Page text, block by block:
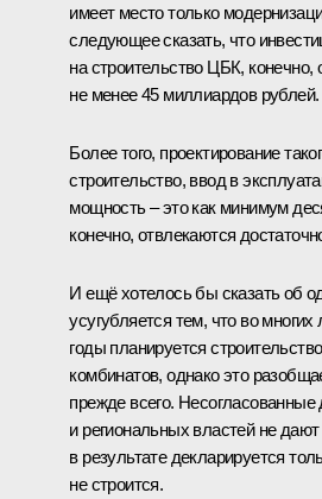
имеет место только
следующее сказать, что
на строительство ЦБК, конечно,
не менее 45 миллиардов рублей.
Более того, проектирование
строительство, ввод в
мощность – это как минимум
конечно, отвлекаются
И ещё хотелось бы сказать об
усугубляется тем, что во
годы планируется
комбинатов, однако это
прежде всего.
и региональных властей не
в результате декларируется
не строится.